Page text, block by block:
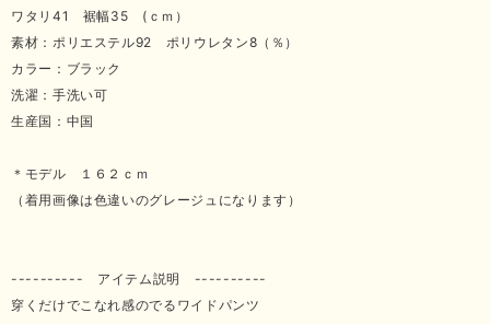
ワタリ41 裾幅35 (ｃｍ）
素材：ポリエステル92 ポリウレタン8（％）
カラー：ブラック
洗濯：手洗い可
生産国：中国
＊モデル １６２ｃｍ
（着用画像は色違いのグレージュになります）
---------- アイテム説明 ----------
穿くだけでこなれ感のでるワイドパンツ